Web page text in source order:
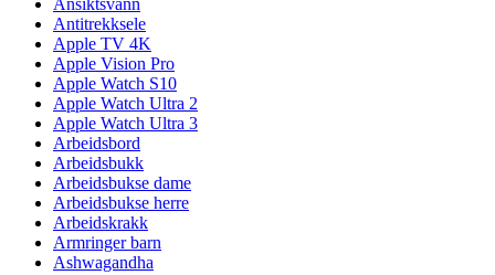
Ansiktsvann
Antitrekksele
Apple TV 4K
Apple Vision Pro
Apple Watch S10
Apple Watch Ultra 2
Apple Watch Ultra 3
Arbeidsbord
Arbeidsbukk
Arbeidsbukse dame
Arbeidsbukse herre
Arbeidskrakk
Armringer barn
Ashwagandha